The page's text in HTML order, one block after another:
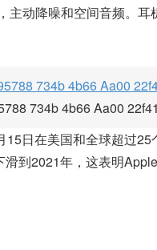
主动降噪和空间音频。
734b 4b66 Aa00
日在美国和全球超过
到2021年，这表明